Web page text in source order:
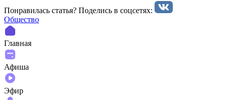
Понравилась статья? Поделиcь в соцсетях:
Общество
Главная
Афиша
Эфир